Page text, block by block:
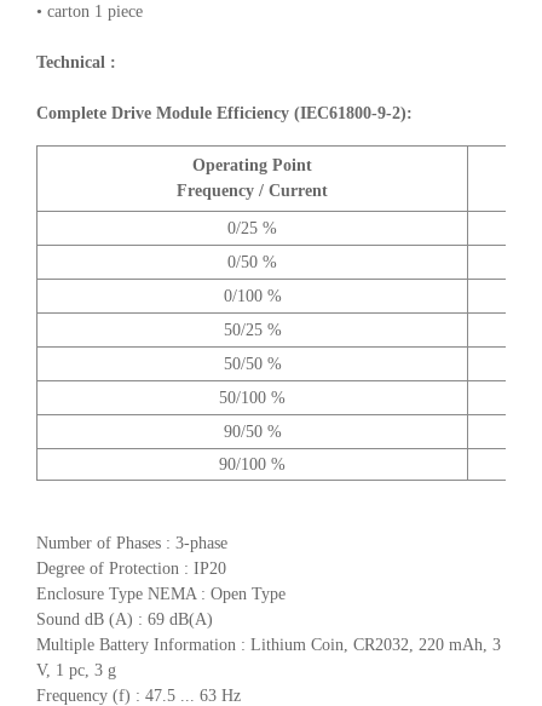
• carton 1 piece
Technical :
Complete Drive Module Efficiency (IEC61800-9-2):
Operating Point
Frequency / Current
0/25 %
0/50 %
0/100 %
50/25 %
50/50 %
50/100 %
90/50 %
90/100 %
Number of Phases : 3-phase
Degree of Protection : IP20
Enclosure Type NEMA : Open Type
Sound dB (A) : 69 dB(A)
Multiple Battery Information : Lithium Coin, CR2032, 220 mAh, 3
V, 1 pc, 3 g
Frequency (f) : 47.5 ... 63 Hz